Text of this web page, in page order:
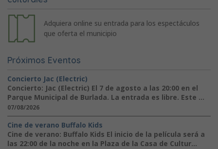
Adquiera online su entrada para los espectáculos
que oferta el municipio
Próximos Eventos
Concierto Jac (Electric)
Concierto: Jac (Electric) El 7 de agosto a las 20:00 en el
Parque Municipal de Burlada. La entrada es libre. Este ...
07/08/2026
Cine de verano Buffalo Kids
Cine de verano: Buffalo Kids El inicio de la película será a
las 22:00 de la noche en la Plaza de la Casa de Cultur...